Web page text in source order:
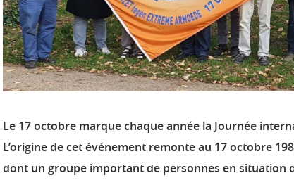
Le 17 octobre marque chaque année la Journée
L’origine de cet événement remonte au 17 octobre
dont un groupe important de personnes en situation